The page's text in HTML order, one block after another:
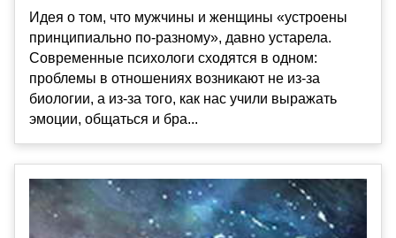
Идея о том, что мужчины и женщины «устроены
принципиально по-разному», давно устарела.
Современные психологи сходятся в одном:
проблемы в отношениях возникают не из-за
биологии, а из-за того, как нас учили выражать
эмоции, общаться и бра...